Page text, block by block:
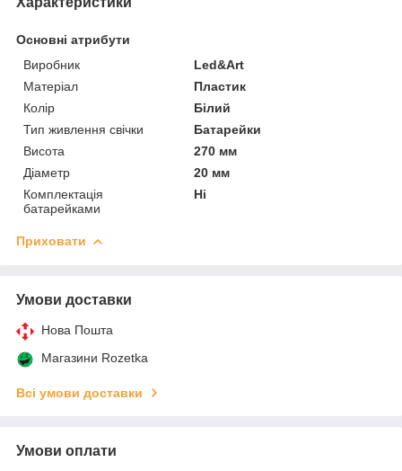
Основні атрибути
Виробник
Led&Art
Матеріал
Пластик
Колір
Білий
Тип живлення свічки
Батарейки
Висота
270 мм
Діаметр
20 мм
Комплектація
батарейками
Ні
Приховати
Умови доставки
Нова Пошта
Магазини Rozetka
Всі умови доставки
Умови оплати